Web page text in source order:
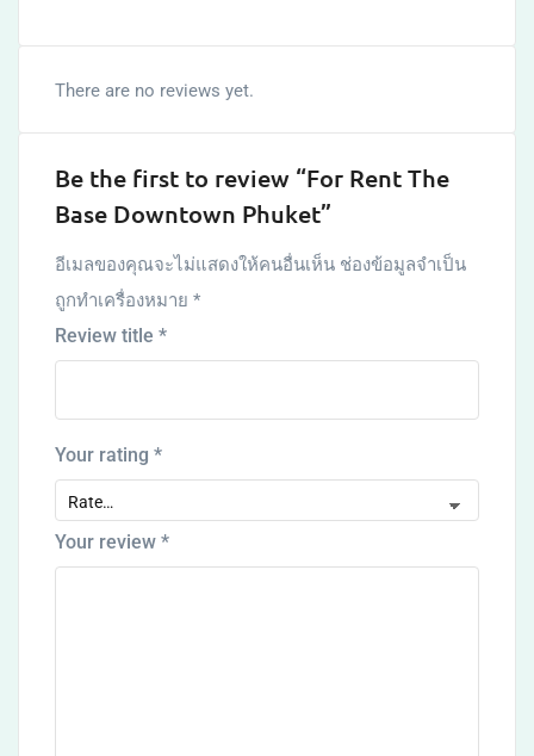
There are no reviews yet.
Be the first to review “For Rent The
Base Downtown Phuket”
อีเมลของคุณจะไม่แสดงให้คนอื่นเห็น ช่องข้อมูลจำเป็น
ถูกทำเครื่องหมาย *
Review title *
Your rating *
Your review *